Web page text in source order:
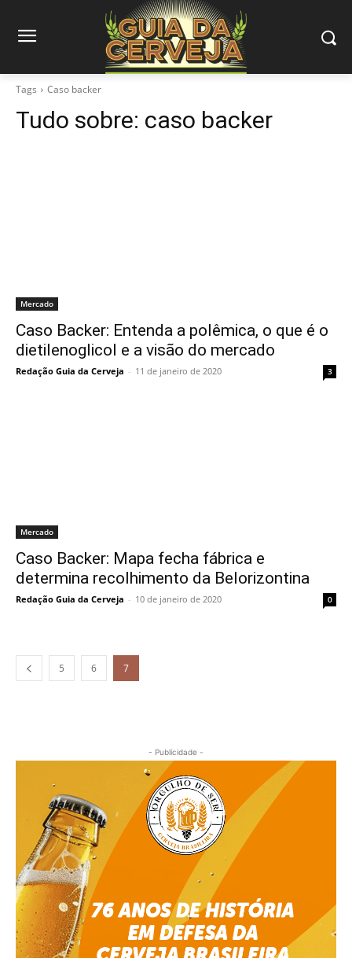
Tags Caso backer
Tudo sobre: caso backer
Mercado
Caso Backer: Entenda a polêmica, o que é o
dietilenoglicol e a visão do mercado
Redação Guia da Cerveja - 11 de janeiro de 2020 3
Mercado
Caso Backer: Mapa fecha fábrica e
determina recolhimento da Belorizontina
Redação Guia da Cerveja - 10 de janeiro de 2020 0
5 6 7
- Publicidade -